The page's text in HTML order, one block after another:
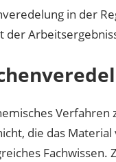
in der
der
die das
Fachwissen.